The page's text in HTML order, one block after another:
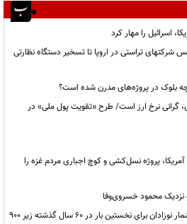
اسرائیل را مهار کرد
شرکتهای تراستی در اروپا تا تسخیر دستگاه نظارتی
بلوک در پروژه‌های مدرن شده است؟
نرخ ارز است/ طرح «تقویت پول ملی» در
پروژه نسل‌کشی و کوچ اجباری مردم غزه را
نزدیک محمود خسروی‌وفا
سقوط تاریخی نرخ تولد در ایران؛ شمار نوزادان برای نخستین بار در ۶۰ سال گذشته زیر ۹۰۰